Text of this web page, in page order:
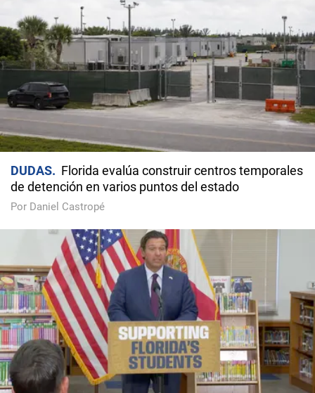
DUDAS
Florida evalúa construir centros temporales
de detención en varios puntos del estado
Por Daniel Castropé